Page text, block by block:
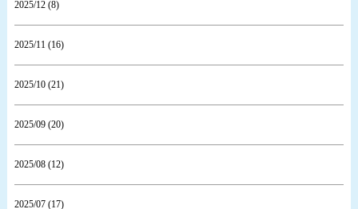
2025/12 (8)
2025/11 (16)
2025/10 (21)
2025/09 (20)
2025/08 (12)
2025/07 (17)